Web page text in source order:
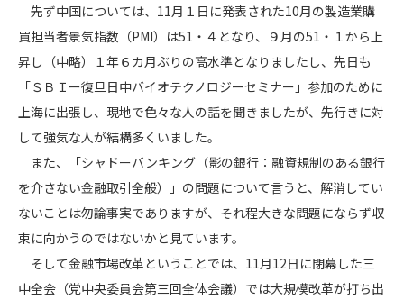
先ず中国については、11月１日に発表された10月の製造業購
買担当者景気指数（PMI）は51・４となり、９月の51・１から上
昇し（中略）１年６カ月ぶりの高水準となりましたし、先日も
「ＳＢＩー復旦日中バイオテクノロジーセミナー」参加のために
上海に出張し、現地で色々な人の話を聞きましたが、先行きに対
して強気な人が結構多くいました。
また、「シャドーバンキング（影の銀行：融資規制のある銀行
を介さない金融取引全般）」の問題について言うと、解消してい
ないことは勿論事実でありますが、それ程大きな問題にならず収
束に向かうのではないかと見ています。
そして金融市場改革ということでは、11月12日に閉幕した三
中全会（党中央委員会第三回全体会議）では大規模改革が打ち出